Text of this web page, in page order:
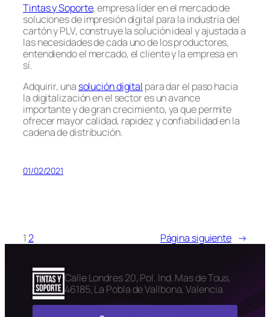
Tintas y Soporte, empresa líder en el mercado de
soluciones de impresión digital para la industria del
cartón y PLV, construye la solución ideal y ajustada a
las necesidades de cada uno de los productores,
entendiendo el mercado, el cliente y la empresa en
sí.
Adquirir, una solución digital para dar el paso hacia
la digitalización en el sector es un avance
importante y de gran crecimiento, ya que permite
ofrecer mayor calidad, rapidez y confiabilidad en la
cadena de distribución.
01/02/2021
1 2 Página siguiente →
Calle Londres 20, Pol. Ind. Mas de Tous,
46185, La Pobla de Vallbona, Valencia